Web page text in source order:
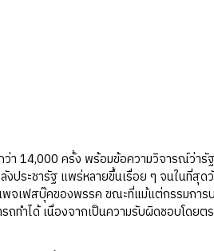
ครั้ง พร้อมข้อความวิจารณ์ว่ารัฐ
ประชารัฐ แพร่หลายขึ้นเรื่อย ๆ จนในที่สุ
จเฟสบุ๊คของพรรค ขณะที่แม้แต่กรรมการ
ทำได้ เนื่องจากเป็นความรับผิดชอบโดยต